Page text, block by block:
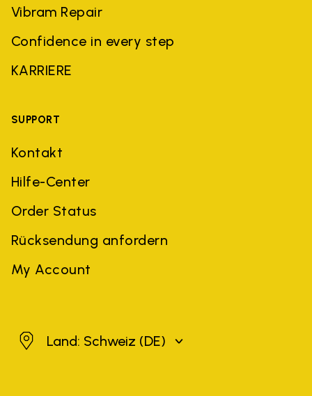
Vibram Repair
Confidence in every step
KARRIERE
SUPPORT
Kontakt
Hilfe-Center
Order Status
Rücksendung anfordern
My Account
SchweizLand: Schweiz (DE)